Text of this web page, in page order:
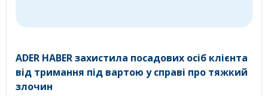
ADER HABER захистила посадових осіб клієнта
від тримання під вартою у справі про тяжкий
злочин